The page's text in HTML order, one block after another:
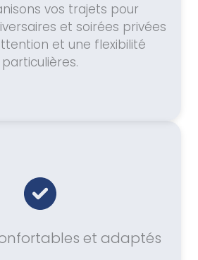
vos trajets pour
et soirées privées
et une flexibilité
particulières.
et adaptés